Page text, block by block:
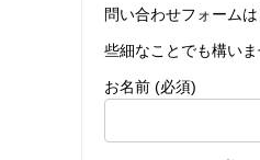
問い合わせフォーム
些細なことでも構い
お名前 (必須)